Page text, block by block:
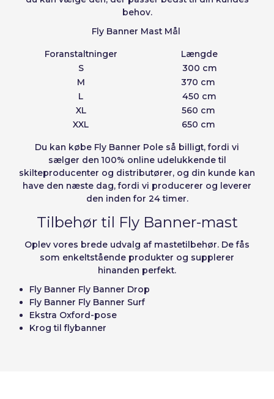
behov.
Fly Banner Mast Mål
Foranstaltninger
Længde
S
300 cm
M
370 cm
L
450 cm
XL
560 cm
XXL
650 cm
Du kan købe Fly Banner Pole så billigt, fordi vi
sælger den 100% online udelukkende til
skilteproducenter og distributører, og din kunde kan
have den næste dag, fordi vi producerer og leverer
den inden for 24 timer.
Tilbehør til Fly Banner-mast
Oplev vores brede udvalg af mastetilbehør. De fås
som enkeltstående produkter og supplerer
hinanden perfekt.
Fly Banner Fly Banner Drop
Fly Banner Fly Banner Surf
Ekstra Oxford-pose
Krog til flybanner